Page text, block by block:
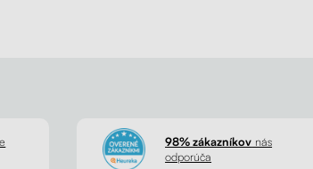
98% zákazníkov nás
odporúča